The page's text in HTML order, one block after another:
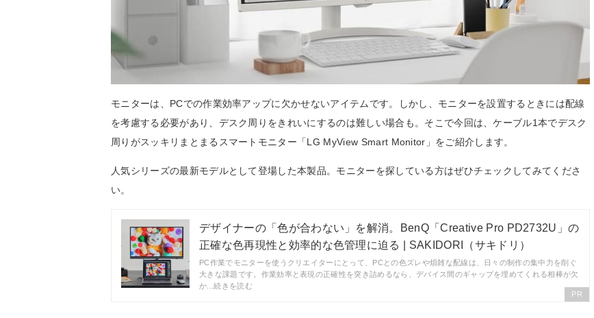
モニターは、PCでの作業効率アップに欠かせないアイテムです。しかし、モニターを設置するときには配線
を考慮する必要があり、デスク周りをきれいにするのは難しい場合も。そこで今回は、ケーブル1本でデスク
周りがスッキリまとまるスマートモニター「LG MyView Smart Monitor」をご紹介します。
人気シリーズの最新モデルとして登場した本製品。モニターを探している方はぜひチェックしてみてくださ
い。
デザイナーの「色が合わない」を解消。BenQ「Creative Pro PD2732U」の
正確な色再現性と効率的な色管理に迫る | SAKIDORI（サキドリ）
PC作業でモニターを使うクリエイターにとって、PCとの色ズレや煩雑な配線は、日々の制作の集中力を削ぐ
大きな課題です。作業効率と表現の正確性を突き詰めるなら、デバイス間のギャップを埋めてくれる相棒が欠
か...続きを読む
PR